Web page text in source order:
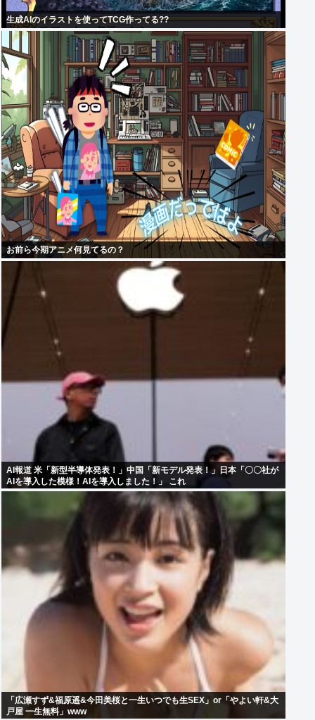
生成AIのイラストを使ってTCG作ってる??
お前ら今期アニメ何見てるの？
AI報道 米「新型半導体発表！」中国「新モデル発表！」日本「〇〇社が
AIを導入した模様！AIを導入しました！」 これ
「広瀬すず&福原遥&今田美桜と一生いつでも生SEX」or「やよい軒&大
戸屋 一生無料」www